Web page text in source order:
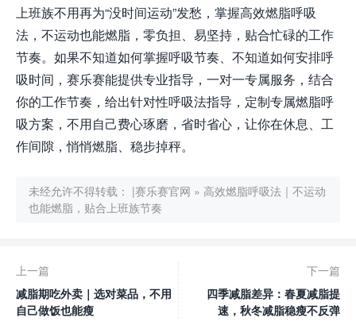
上班族不用再为“没时间运动”发愁，掌握高效燃脂呼吸
法，不运动也能燃脂，零负担、易坚持，贴合忙碌的工作
节奏。如果不知道如何掌握呼吸节奏、不知道如何安排呼
吸时间，赛乐赛能提供专业指导，一对一专属服务，结合
你的工作节奏，给出针对性呼吸法指导，定制专属燃脂呼
吸方案，不用自己费心琢磨，省时省心，让你在休息、工
作间隙，悄悄燃脂、稳步掉秤。
未经允许不得转载： |赛乐赛官网 » 高效燃脂呼吸法｜不运动
也能燃脂，贴合上班族节奏
上一篇
减脂期吃外卖｜选对菜品，不用
自己做饭也能瘦
下一篇
四季减脂差异：春夏减脂提
速，秋冬减脂稳瘦不反弹